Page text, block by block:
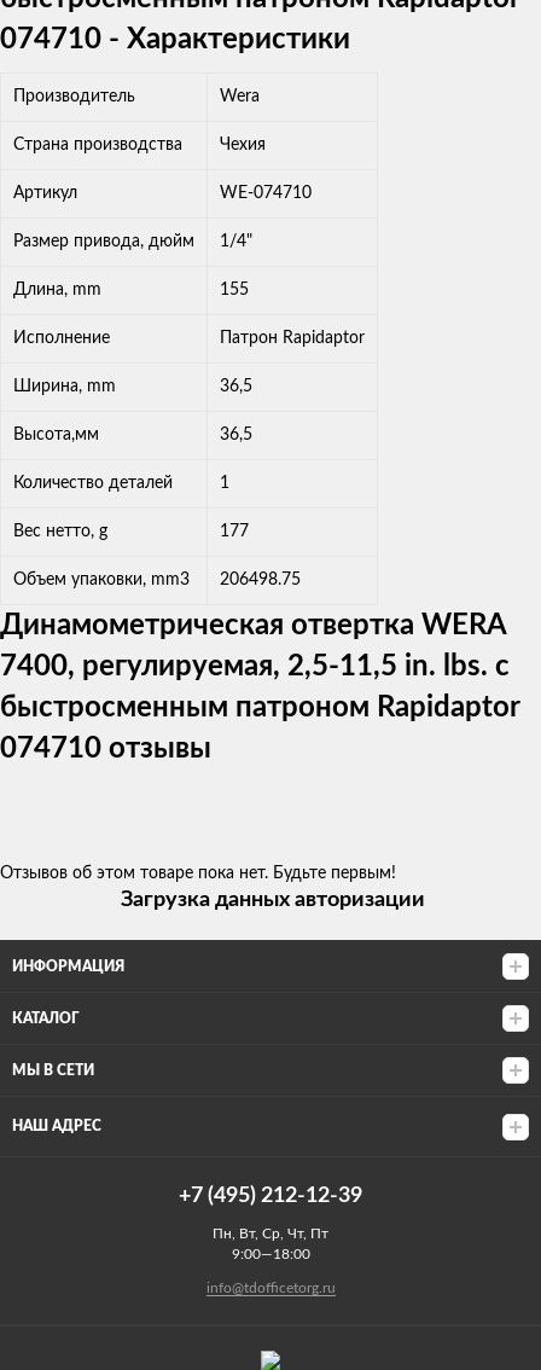
074710 - Характеристики
Производитель Wera
Страна производства Чехия
Артикул WE-074710
Размер привода, дюйм 1/4"
Длина, mm 155
Исполнение Патрон Rapidaptor
Ширина, mm 36,5
Высота,мм 36,5
Количество деталей 1
Вес нетто, g 177
Объем упаковки, mm3 206498.75
Динамометрическая отвертка WERA
7400, регулируемая, 2,5-11,5 in. lbs. с
быстросменным патроном Rapidaptor
074710 отзывы
Отзывов об этом товаре пока нет. Будьте первым!
Загрузка данных авторизации
ИНФОРМАЦИЯ
КАТАЛОГ
МЫ В СЕТИ
НАШ АДРЕС
+7 (495) 212-12-39
Пн, Вт, Ср, Чт, Пт
9:00—18:00
info@tdofficetorg.ru